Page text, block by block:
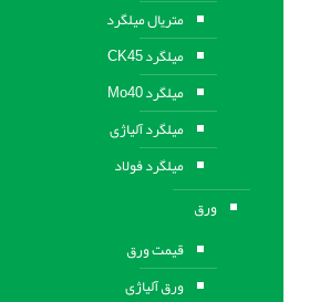
متریال میلگرد
میلگرد CK45
میلگرد Mo40
میلگرد آلیاژی
میلگرد فولاد
ورق
قیمت ورق
ورق آلیاژی